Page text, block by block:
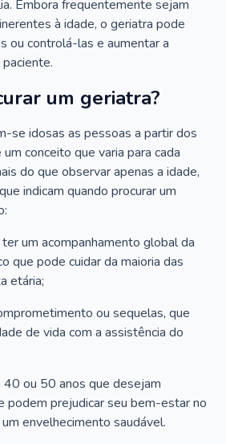
Embora frequentemente sejam
à idade, o geriatra pode
ou controlá-las e aumentar a
um geriatra?
se idosas as pessoas a partir dos
conceito que varia para cada
do que observar apenas a idade,
indicam quando procurar um
um acompanhamento global da
que pode cuidar da maioria das
etária;
ou sequelas, que
de vida com a assistência do
ou 50 anos que desejam
podem prejudicar seu bem-estar no
envelhecimento saudável.